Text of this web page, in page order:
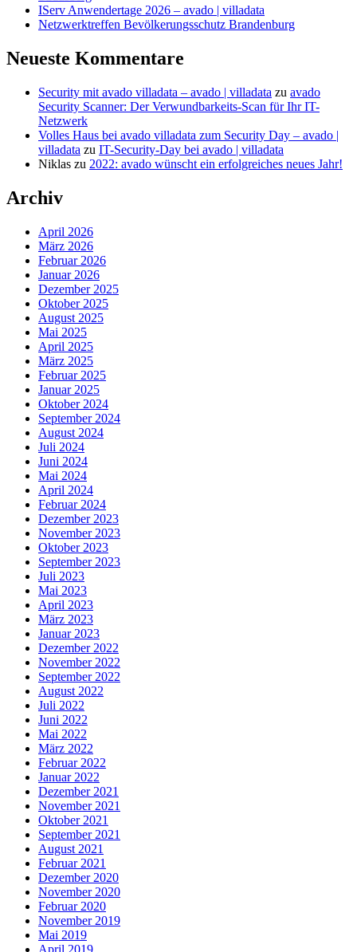
IServ Anwendertage 2026 – avado | villadata
Netzwerktreffen Bevölkerungsschutz Brandenburg
Neueste Kommentare
Security mit avado villadata – avado | villadata zu avado
Security Scanner: Der Verwundbarkeits-Scan für Ihr IT-
Netzwerk
Volles Haus bei avado villadata zum Security Day – avado |
villadata zu IT-Security-Day bei avado | villadata
Niklas zu 2022: avado wünscht ein erfolgreiches neues Jahr!
Archiv
April 2026
März 2026
Februar 2026
Januar 2026
Dezember 2025
Oktober 2025
August 2025
Mai 2025
April 2025
März 2025
Februar 2025
Januar 2025
Oktober 2024
September 2024
August 2024
Juli 2024
Juni 2024
Mai 2024
April 2024
Februar 2024
Dezember 2023
November 2023
Oktober 2023
September 2023
Juli 2023
Mai 2023
April 2023
März 2023
Januar 2023
Dezember 2022
November 2022
September 2022
August 2022
Juli 2022
Juni 2022
Mai 2022
März 2022
Februar 2022
Januar 2022
Dezember 2021
November 2021
Oktober 2021
September 2021
August 2021
Februar 2021
Dezember 2020
November 2020
Februar 2020
November 2019
Mai 2019
April 2019